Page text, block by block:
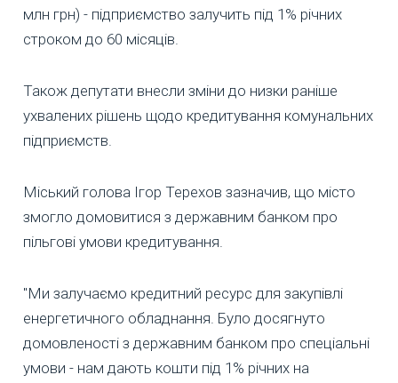
млн грн) - підприємство залучить під 1% річних
строком до 60 місяців.
Також депутати внесли зміни до низки раніше
ухвалених рішень щодо кредитування комунальних
підприємств.
Міський голова Ігор Терехов зазначив, що місто
змогло домовитися з державним банком про
пільгові умови кредитування.
"Ми залучаємо кредитний ресурс для закупівлі
енергетичного обладнання. Було досягнуто
домовленості з державним банком про спеціальні
умови - нам дають кошти під 1% річних на